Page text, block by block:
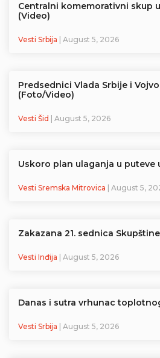
Centralni komemorativni skup
(Video)
Vesti Srbija | August 5, 2026
Predsednici Vlada Srbije i
(Foto/Video)
Vesti Šid | August 5, 2026
Uskoro plan ulaganja u puteve
Vesti Sremska Mitrovica | August 5,
Zakazana 21. sednica
Vesti Inđija | August 5, 2026
Danas i sutra vrhunac
Vesti Srbija | August 5, 2026